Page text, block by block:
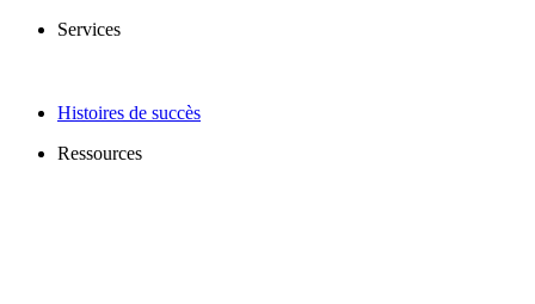
Services
Histoires de succès
Ressources